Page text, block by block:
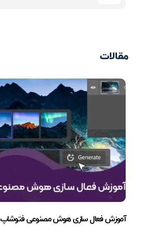
مقالات
آموزش فعال سازی هوش مصنوعی فتوشاپ